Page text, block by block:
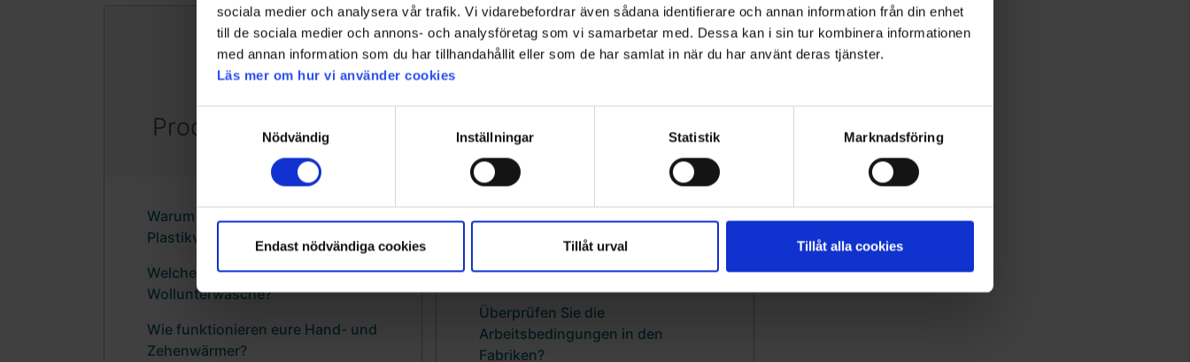
sociala medier och analysera vår trafik. Vi vidarebefordrar även sådana identifierare och annan information från din enhet
till de sociala medier och annons- och analysföretag som vi samarbetar med. Dessa kan i sin tur kombinera informationen
med annan information som du har tillhandahållit eller som de har samlat in när du har använt deras tjänster.
Läs mer om hur vi använder cookies
Nödvändig
Inställningar Statistik Marknadsföring
Endast nödvändiga cookies Tillåt urval Tillåt alla cookies